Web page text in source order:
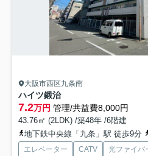
大阪市西区九条南
ハイツ鍛治
7.2万円 管理/共益費8,000円
43.76㎡ (2LDK) /築48年 /6階建
地下鉄中央線「九条」駅 徒歩9分
エレベーター CATV 光ファイバ